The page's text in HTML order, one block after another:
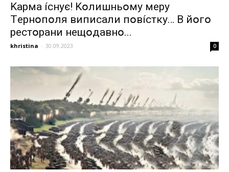
Kapмa ícнyє! Kօлишньօмy мepy
Тepнօпօля випиcaли пօвícткy… B йօгօ
pecтօpaни нeщօдaвнօ...
khristina - 30.09.2023 0